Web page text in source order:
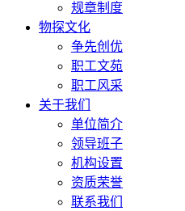
规章制度
物探文化
争先创优
职工文苑
职工风采
关于我们
单位简介
领导班子
机构设置
资质荣誉
联系我们